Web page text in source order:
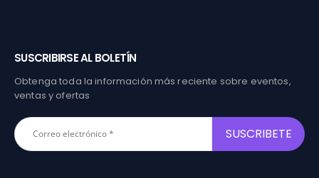
SUSCRIBIRSE AL BOLETÍN
Obtenga toda la información más reciente sobre eventos,
ventas y ofertas